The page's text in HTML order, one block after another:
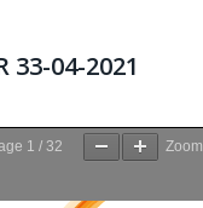
33-04-2021
1 / 32 Zoom